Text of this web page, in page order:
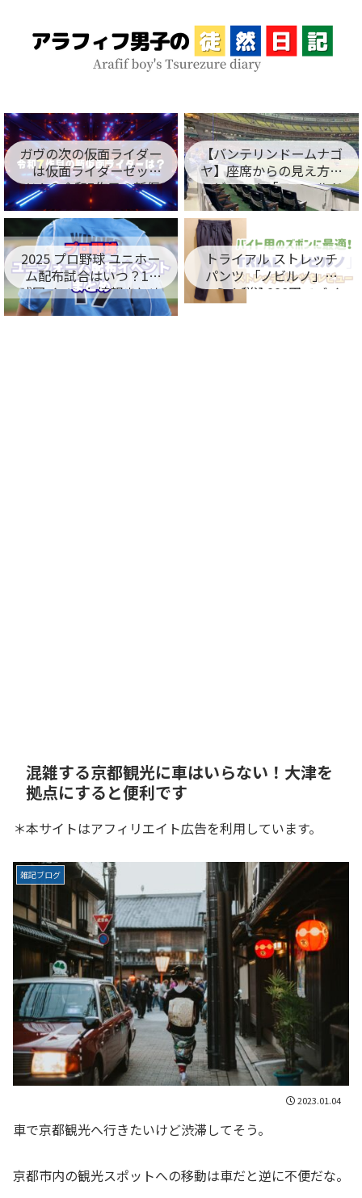
ガヴの次の仮面ライダー
は仮面ライダーゼッ
ツ！？令和7作目の新仮
面ライダー名が判明！
【バンテリンドームナゴ
ヤ】座席からの見え方を
レビュー！「フィールド
シート編」
2025 プロ野球 ユニホー
ム配布試合はいつ？12
球団イベント情報まとめ
トライアル ストレッチ
パンツ 「ノビルノ」口
コミ！税込998円でバイ
ト用のズボンに最適！
混雑する京都観光に車はいらない！大津を
拠点にすると便利です
＊本サイトはアフィリエイト広告を利用しています。
雑記ブログ
2023.01.04
車で京都観光へ行きたいけど渋滞してそう。
京都市内の観光スポットへの移動は車だと逆に不便だな。